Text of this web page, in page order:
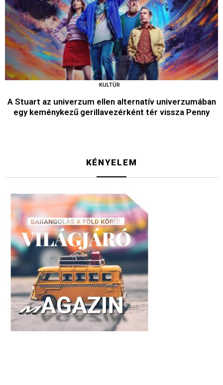
KULTÚR
A Stuart az univerzum ellen alternatív univerzumában
egy keménykezű gerillavezérként tér vissza Penny
KÉNYELEM